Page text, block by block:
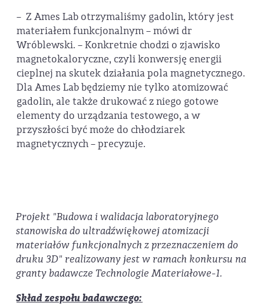
– Z Ames Lab otrzymaliśmy gadolin, który jest
materiałem funkcjonalnym – mówi dr
Wróblewski. – Konkretnie chodzi o zjawisko
magnetokaloryczne, czyli konwersję energii
cieplnej na skutek działania pola magnetycznego.
Dla Ames Lab będziemy nie tylko atomizować
gadolin, ale także drukować z niego gotowe
elementy do urządzania testowego, a w
przyszłości być może do chłodziarek
magnetycznych – precyzuje.
Projekt "Budowa i walidacja laboratoryjnego
stanowiska do ultradźwiękowej atomizacji
materiałów funkcjonalnych z przeznaczeniem do
druku 3D" realizowany jest w ramach konkursu na
granty badawcze Technologie Materiałowe-1.
Skład zespołu badawczego: